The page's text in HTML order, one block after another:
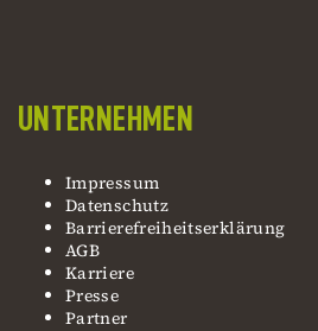
UNTERNEHMEN
Impressum
Datenschutz
Barrierefreiheitserklärung
AGB
Karriere
Presse
Partner